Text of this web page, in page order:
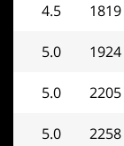
1819
4.5
1924
5.0
2205
5.0
2258
5.0